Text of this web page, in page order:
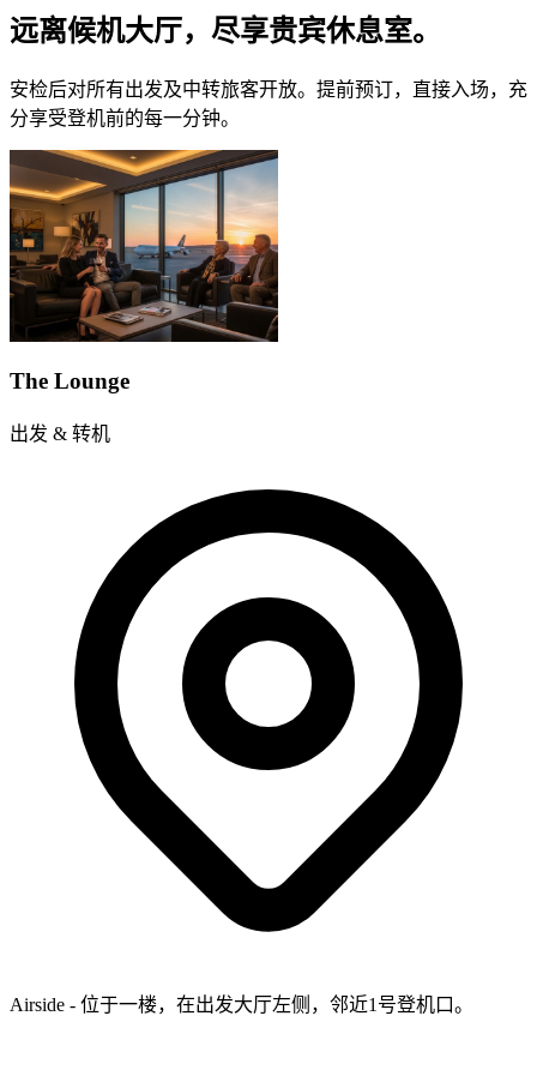
远离候机大厅，尽享贵宾休息室。
安检后对所有出发及中转旅客开放。提前预订，直接入场，充
分享受登机前的每一分钟。
The Lounge
出发 & 转机
Airside - 位于一楼，在出发大厅左侧，邻近1号登机口。